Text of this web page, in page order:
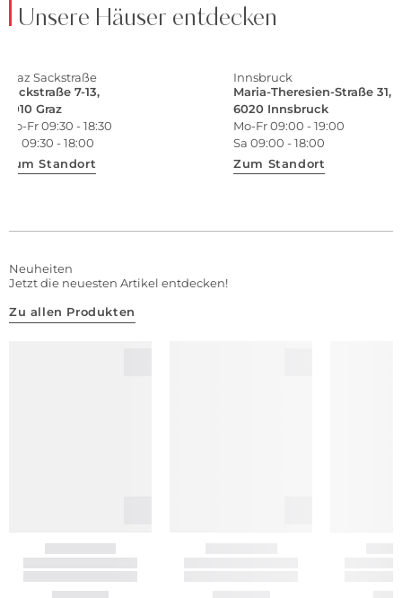
Unsere Häuser entdecken
Graz Sackstraße
Sackstraße 7-13,
8010 Graz
Mo-Fr 09:30 - 18:30
Sa 09:30 - 18:00
Zum Standort
Innsbruck
Maria-Theresien-Straße 31,
6020 Innsbruck
Mo-Fr 09:00 - 19:00
Sa 09:00 - 18:00
Zum Standort
Neuheiten
Jetzt die neuesten Artikel entdecken!
Zu allen Produkten